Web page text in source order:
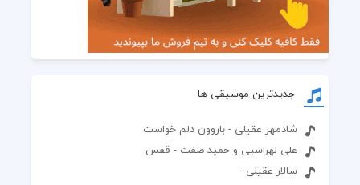
جدیدترین موسیقی ها
شادمهر عقیلی - باروون دلم خواست
علی لهراسبی و حمید صفت - قفس
سالار عقیلی -